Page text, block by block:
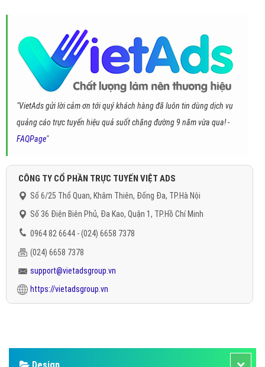
"VietAds gửi lời cảm ơn tới quý khách hàng đã luôn tin dùng dịch vụ
quảng cáo trực tuyến hiệu quả suốt chặng đường 9 năm vừa qua! -
FAQPage"
CÔNG TY CỔ PHẦN TRỰC TUYẾN VIỆT ADS
Số 6/25 Thổ Quan, Khâm Thiên, Đống Đa, TP.Hà Nội
Số 36 Điện Biên Phủ, Đa Kao, Quận 1, TP.Hồ Chí Minh
0964 82 6644 - (024) 6658 7378
(024) 6658 7378
support@vietadsgroup.vn
https://vietadsgroup.vn